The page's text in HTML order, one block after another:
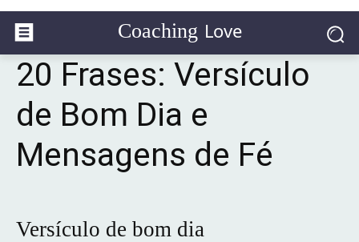
Coaching Love
20 Frases: Versículo
de Bom Dia e
Mensagens de Fé
Versículo de bom dia